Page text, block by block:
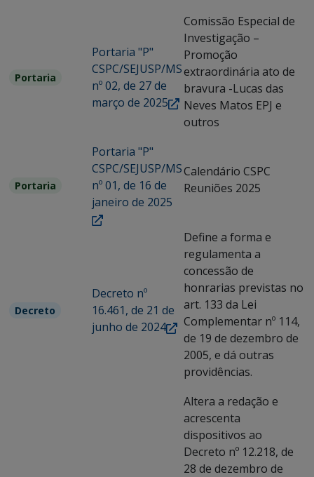
Portaria
Portaria "P"
CSPC/SEJUSP/MS
nº 02, de 27 de
março de 2025
Comissão Especial de
Investigação –
Promoção
extraordinária ato de
bravura -Lucas das
Neves Matos EPJ e
outros
Portaria
Portaria "P"
CSPC/SEJUSP/MS
nº 01, de 16 de
janeiro de 2025
Calendário CSPC
Reuniões 2025
Decreto
Decreto nº
16.461, de 21 de
junho de 2024
Define a forma e
regulamenta a
concessão de
honrarias previstas no
art. 133 da Lei
Complementar nº 114,
de 19 de dezembro de
2005, e dá outras
providências.
Altera a redação e
acrescenta
dispositivos ao
Decreto nº 12.218, de
28 de dezembro de